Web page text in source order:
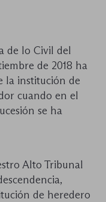
de lo Civil del
de 2018 ha
la institución de
cuando en el
se ha
Alto Tribunal
de heredero